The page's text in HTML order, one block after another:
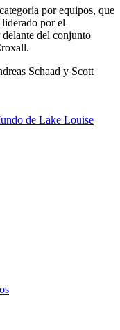
por equipos, que
por el
del conjunto
Schaad y Scott
de Lake Louise